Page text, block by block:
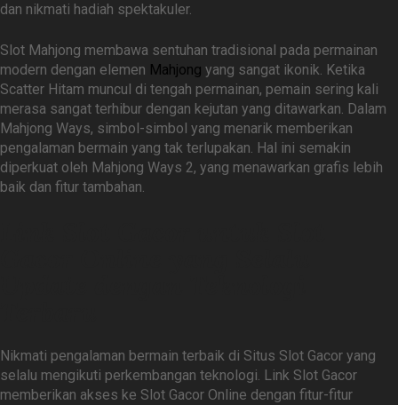
dan nikmati hadiah spektakuler.
Slot Mahjong membawa sentuhan tradisional pada permainan
modern dengan elemen Mahjong yang sangat ikonik. Ketika
Scatter Hitam muncul di tengah permainan, pemain sering kali
merasa sangat terhibur dengan kejutan yang ditawarkan. Dalam
Mahjong Ways, simbol-simbol yang menarik memberikan
pengalaman bermain yang tak terlupakan. Hal ini semakin
diperkuat oleh Mahjong Ways 2, yang menawarkan grafis lebih
baik dan fitur tambahan.
Nikmati pengalaman bermain terbaik di Situs Slot Gacor yang
selalu mengikuti perkembangan teknologi. Link Slot Gacor
memberikan akses ke Slot Gacor Online dengan fitur-fitur